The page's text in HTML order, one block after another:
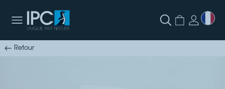
Retour